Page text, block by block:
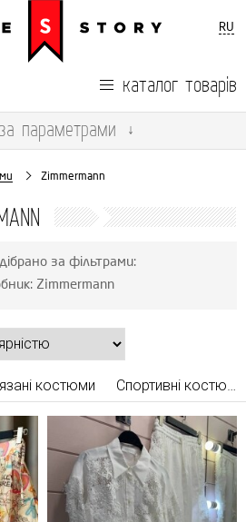
RU
каталог товарів
за параметрами ↓
Zimmermann
за фільтрами:
Zimmermann
костюми